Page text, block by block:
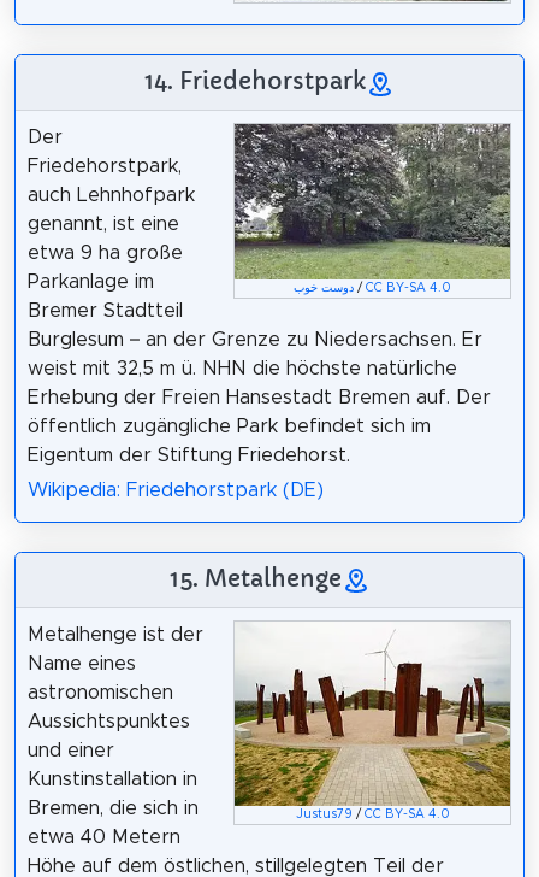
14. Friedehorstpark
دوست خوب /CC BY-SA 4.0
Der
Friedehorstpark,
auch Lehnhofpark
genannt, ist eine
etwa 9 ha große
Parkanlage im
Bremer Stadtteil
Burglesum – an der Grenze zu Niedersachsen. Er
weist mit 32,5 m ü. NHN die höchste natürliche
Erhebung der Freien Hansestadt Bremen auf. Der
öffentlich zugängliche Park befindet sich im
Eigentum der Stiftung Friedehorst.
Wikipedia: Friedehorstpark (DE)
15. Metalhenge
Justus79 / CC BY-SA 4.0
Metalhenge ist der
Name eines
astronomischen
Aussichtspunktes
und einer
Kunstinstallation in
Bremen, die sich in
etwa 40 Metern
Höhe auf dem östlichen, stillgelegten Teil der